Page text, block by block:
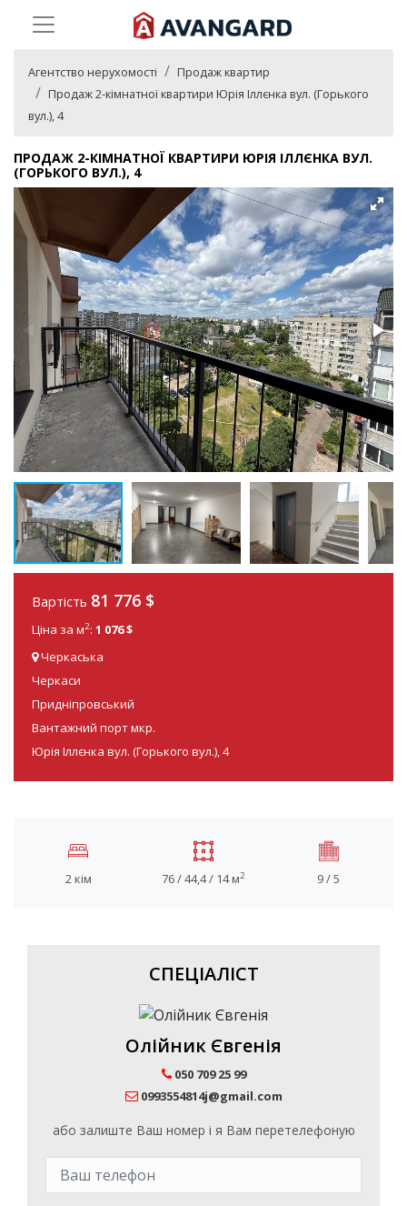
Агентство нерухомості
Продаж квартир
Продаж 2-кімнатної квартири Юрія Іллєнка вул. (Горького
вул.), 4
ПРОДАЖ 2-КІМНАТНОЇ КВАРТИРИ ЮРІЯ ІЛЛЄНКА ВУЛ.
(ГОРЬКОГО ВУЛ.), 4
Вартість 81 776 $
Ціна за м2: 1 076 $
Черкаська
Черкаси
Придніпровський
Вантажний порт мкр.
Юрія Іллєнка вул. (Горького вул.), 4
2 кім 76 / 44,4 / 14 м2 9 / 5
СПЕЦІАЛІСТ
Олійник Євгенія
050 709 25 99
0993554814j@gmail.com
або залиште Ваш номер і я Вам перетелефоную